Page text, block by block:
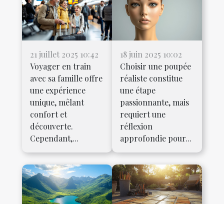
21 juillet 2025 10:42
Voyager en train
avec sa famille offre
une expérience
unique, mêlant
confort et
découverte.
Cependant,...
18 juin 2025 10:02
Choisir une poupée
réaliste constitue
une étape
passionnante, mais
requiert une
réflexion
approfondie pour...